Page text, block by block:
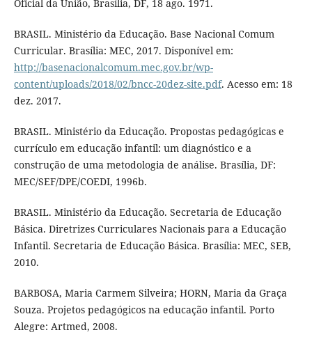
Oficial da União, Brasília, DF, 18 ago. 1971.
BRASIL. Ministério da Educação. Base Nacional Comum
Curricular. Brasília: MEC, 2017. Disponível em:
http://basenacionalcomum.mec.gov.br/wp-
content/uploads/2018/02/bncc-20dez-site.pdf. Acesso em: 18
dez. 2017.
BRASIL. Ministério da Educação. Propostas pedagógicas e
currículo em educação infantil: um diagnóstico e a
construção de uma metodologia de análise. Brasília, DF:
MEC/SEF/DPE/COEDI, 1996b.
BRASIL. Ministério da Educação. Secretaria de Educação
Básica. Diretrizes Curriculares Nacionais para a Educação
Infantil. Secretaria de Educação Básica. Brasília: MEC, SEB,
2010.
BARBOSA, Maria Carmem Silveira; HORN, Maria da Graça
Souza. Projetos pedagógicos na educação infantil. Porto
Alegre: Artmed, 2008.